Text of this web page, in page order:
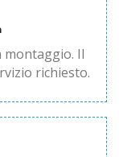
montaggio. Il
richiesto.